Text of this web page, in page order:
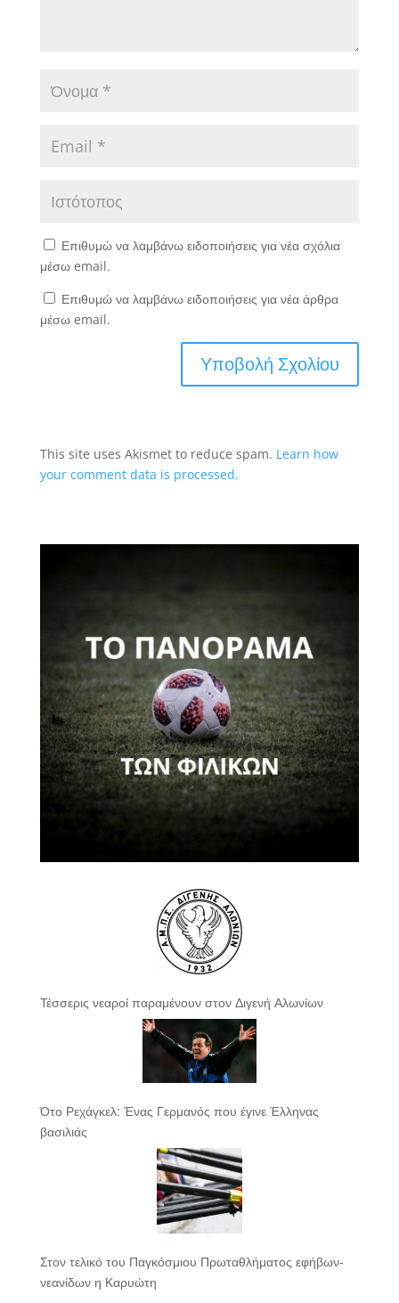
Επιθυμώ να λαμβάνω ειδοποιήσεις για νέα σχόλια
μέσω email.
Επιθυμώ να λαμβάνω ειδοποιήσεις για νέα άρθρα
μέσω email.
This site uses Akismet to reduce spam. Learn how
your comment data is processed.
Τέσσερις νεαροί παραμένουν στον Διγενή Αλωνίων
Ότο Ρεχάγκελ: Ένας Γερμανός που έγινε Έλληνας
βασιλιάς
Στον τελικό του Παγκόσμιου Πρωταθλήματος εφήβων-
νεανίδων η Καρυώτη